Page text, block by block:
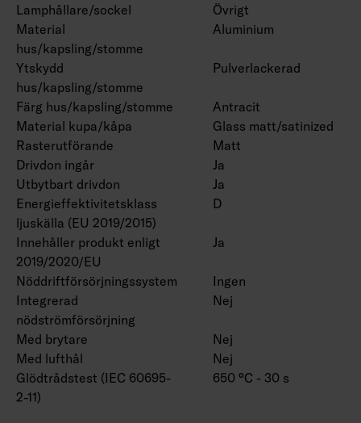
Lamphållare/sockel
Övrigt
Material
hus/kapsling/stomme
Aluminium
Ytskydd
hus/kapsling/stomme
Pulverlackerad
Färg hus/kapsling/stomme
Antracit
Material kupa/kåpa
Glass matt/satinized
Rasterutförande
Matt
Drivdon ingår
Ja
Utbytbart drivdon
Ja
Energieffektivitetsklass
ljuskälla (EU 2019/2015)
D
Innehåller produkt enligt
2019/2020/EU
Ja
Nöddriftförsörjningssystem
Ingen
Integrerad
nödströmförsörjning
Nej
Med brytare
Nej
Med lufthål
Nej
Glödtrådstest (IEC 60695-
2-11)
650 °C - 30 s